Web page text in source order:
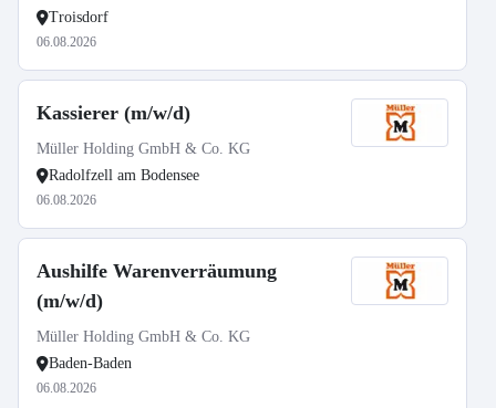
Troisdorf
06.08.2026
Kassierer (m/w/d)
Müller Holding GmbH & Co. KG
Radolfzell am Bodensee
06.08.2026
Aushilfe Warenverräumung
(m/w/d)
Müller Holding GmbH & Co. KG
Baden-Baden
06.08.2026